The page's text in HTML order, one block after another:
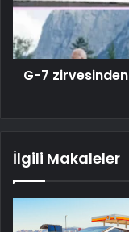
G-7
İlgili Makaleler